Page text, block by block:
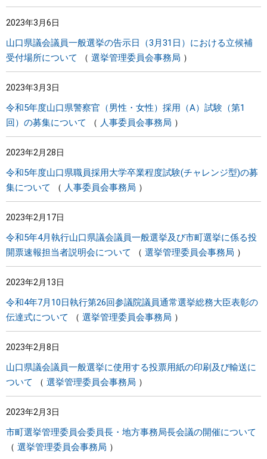
2023年3月6日
山口県議会議員一般選挙の告示日（3月31日）における立候補
受付場所について
選挙管理委員会事務局
2023年3月3日
令和5年度山口県警察官（男性・女性）採用（A）試験（第1
回）の募集について
人事委員会事務局
2023年2月28日
令和5年度山口県職員採用大学卒業程度試験(チャレンジ型)の募
集について
人事委員会事務局
2023年2月17日
令和5年4月執行山口県議会議員一般選挙及び市町選挙に係る投
開票速報担当者説明会について
選挙管理委員会事務局
2023年2月13日
令和4年7月10日執行第26回参議院議員通常選挙総務大臣表彰の
伝達式について
選挙管理委員会事務局
2023年2月8日
山口県議会議員一般選挙に使用する投票用紙の印刷及び輸送に
ついて
選挙管理委員会事務局
2023年2月3日
市町選挙管理委員会委員長・地方事務局長会議の開催について
選挙管理委員会事務局